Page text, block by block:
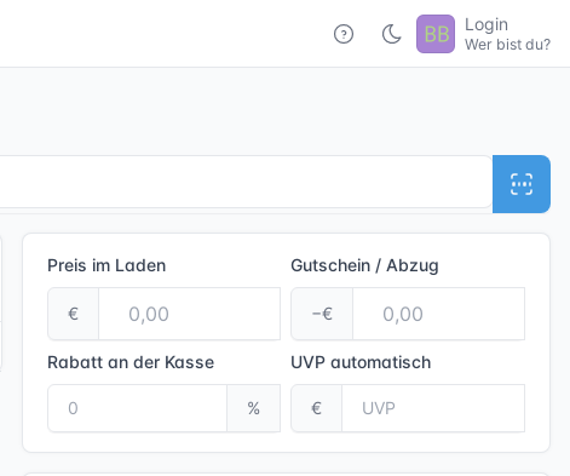
Login
Wer bist du?
Preis im Laden
€
Gutschein / Abzug
−€
Rabatt an der Kasse
%
UVPautomatisch
€